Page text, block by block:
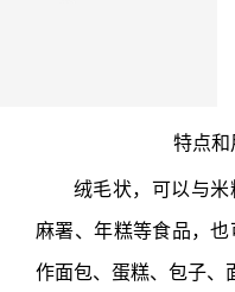
特点和
绒毛状，可以与
麻署、年糕等食品，
作面包、蛋糕、包子、